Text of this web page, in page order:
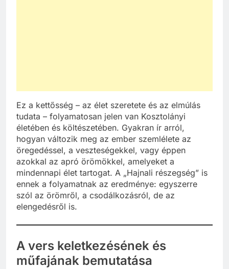
Ez a kettősség – az élet szeretete és az elmúlás
tudata – folyamatosan jelen van Kosztolányi
életében és költészetében. Gyakran ír arról,
hogyan változik meg az ember szemlélete az
öregedéssel, a veszteségekkel, vagy éppen
azokkal az apró örömökkel, amelyeket a
mindennapi élet tartogat. A „Hajnali részegség” is
ennek a folyamatnak az eredménye: egyszerre
szól az örömről, a csodálkozásról, de az
elengedésről is.
A vers keletkezésének és
műfajának bemutatása